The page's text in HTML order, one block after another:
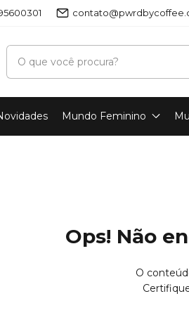
Mundo Feminino
Ops! Não
O